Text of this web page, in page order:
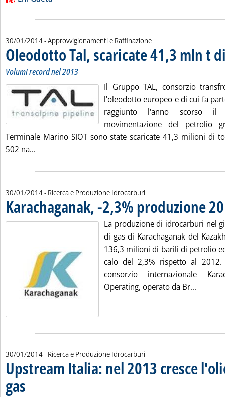
30/01/2014- Approvvigionamenti e Raffinazione
Oleodotto Tal, scaricate 41,3 mln t
Volumi record nel 2013
Il Gruppo TAL, consorzio
l'oleodotto europeo e di cui fa
raggiunto l'anno scorso
movimentazione del petrolio
Terminale Marino SIOT sono state scaricate 41,3 milioni di
502 na...
30/01/2014- Ricerca e Produzione Idrocarburi
Karachaganak, -2,3% produzione
La produzione di idrocarburi nel
di gas di Karachaganak del
136,3 milioni di barili di petrolio
calo del 2,3% rispetto al
consorzio internazionale
Operating, operato da Br...
30/01/2014- Ricerca e Produzione Idrocarburi
Upstream Italia: nel 2013 cresce
gas